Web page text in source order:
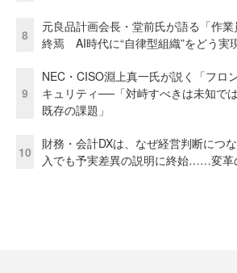
8
元良品計画会長・堂前氏が語る「作
終焉 AI時代に“自律型組織”をどう実
9
NEC・CISO淵上真一氏が説く「フロ
キュリティ──「対峙すべきは未知で
既存の課題」
10
財務・会計DXは、なぜ経営判断につ
入でも予実差異の説明に終始……変革